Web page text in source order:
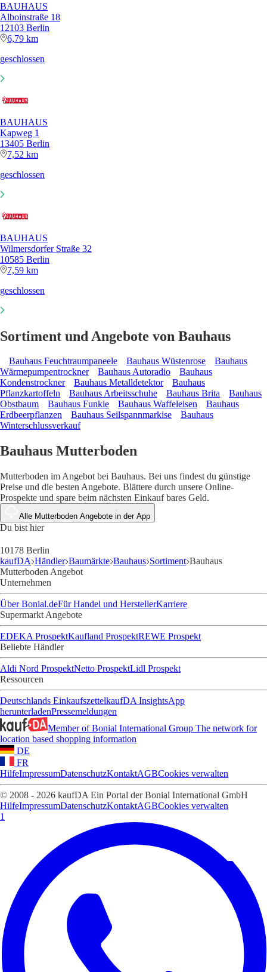
BAUHAUS
Alboinstraße 18
12103 Berlin
6,79 km
geschlossen
BAUHAUS
Kapweg 1
13405 Berlin
7,52 km
geschlossen
BAUHAUS
Wilmersdorfer Straße 32
10585 Berlin
7,59 km
geschlossen
Sortiment und Angebote von Bauhaus
Bauhaus Feuchtraumpaneele Bauhaus Wüstenrose
Bauhaus
Wärmepumpentrockner
Bauhaus Autoradio
Bauhaus
Kondenstrockner
Bauhaus Metalldetektor
Bauhaus
Pflanzkartoffeln
Bauhaus Arbeitsschuhe Bauhaus Brita
Bauhaus
Obstbaum
Bauhaus Funkie Bauhaus Waffeleisen
Bauhaus
Erdbeerpflanzen
Bauhaus Seilspannmarkise
Bauhaus
Winterschlussverkauf
Bauhaus Mutterboden
Mutterboden im Angebot bei Bauhaus. Bei uns findest du günstige
Preise und die besten Angebote. Blättere durch unsere Online-
Prospekte und spare beim nächsten Einkauf bares Geld.
Alle Mutterboden Angebote in der App
Du bist hier
10178 Berlin
kaufDA Händler Baumärkte Bauhaus Sortiment Bauhaus
Mutterboden Angebot
Unternehmen
Über Bonial.deFür Handel und HerstellerKarriere
Supermarkt Angebote
EDEKA ProspektKaufland ProspektREWE Prospekt
Beliebte Händler
Aldi Nord ProspektNetto ProspektLidl Prospekt
Ressourcen
Deutschlands EinkaufszettelkaufDA InsightsApp
herunterladenPressemeldungen
Member of Bonial International Group The network for
location based shopping information
DE
FR
HilfeImpressumDatenschutzKontaktAGBCookies verwalten
© 2008 - 2026 kaufDA Ein Portal der Bonial International GmbH
HilfeImpressumDatenschutzKontaktAGBCookies verwalten
1